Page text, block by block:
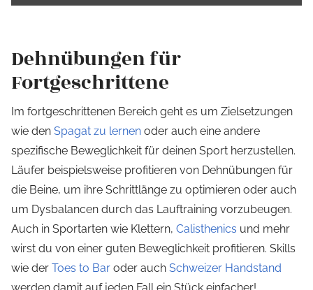
Dehnübungen für
Fortgeschrittene
Im fortgeschrittenen Bereich geht es um Zielsetzungen
wie den Spagat zu lernen oder auch eine andere
spezifische Beweglichkeit für deinen Sport herzustellen.
Läufer beispielsweise profitieren von Dehnübungen für
die Beine, um ihre Schrittlänge zu optimieren oder auch
um Dysbalancen durch das Lauftraining vorzubeugen.
Auch in Sportarten wie Klettern, Calisthenics und mehr
wirst du von einer guten Beweglichkeit profitieren. Skills
wie der Toes to Bar oder auch Schweizer Handstand